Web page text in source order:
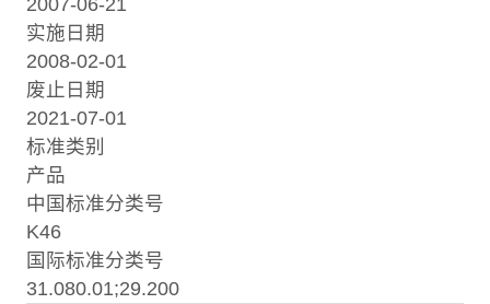
实施日期
2008-02-01
废止日期
2021-07-01
标准类别
产品
中国标准分类号
K46
国际标准分类号
31.080.01;29.200